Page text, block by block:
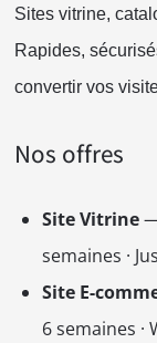
Sites vitrine,
Rapides,
convertir vos
Nos offres
Site Vitrine—
semaines ·
Site E-
6 semaines